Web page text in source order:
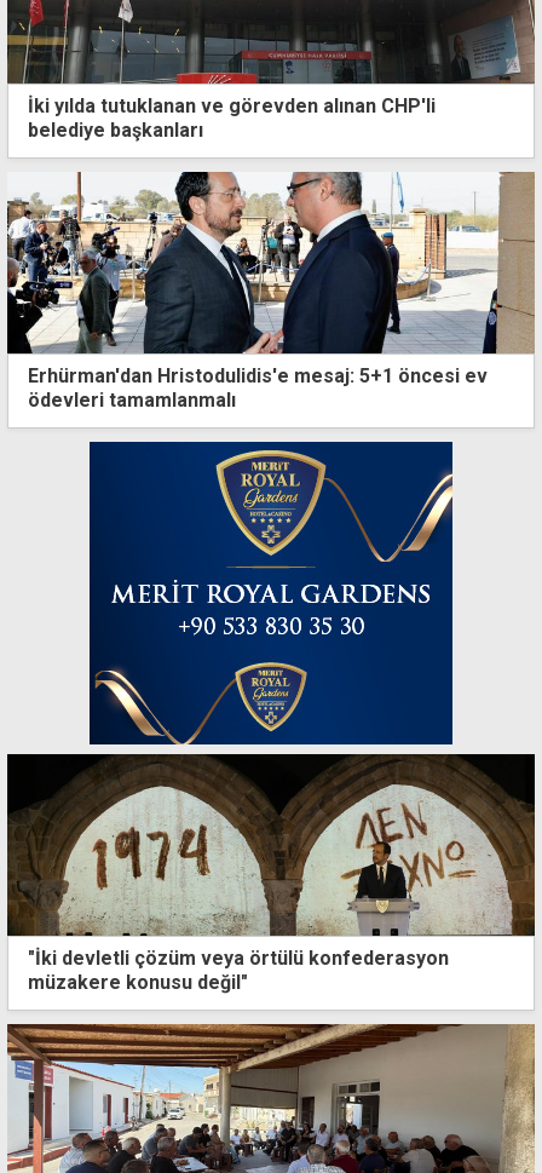
İki yılda tutuklanan ve görevden alınan CHP'li
belediye başkanları
Erhürman'dan Hristodulidis'e mesaj: 5+1 öncesi ev
ödevleri tamamlanmalı
"İki devletli çözüm veya örtülü konfederasyon
müzakere konusu değil"